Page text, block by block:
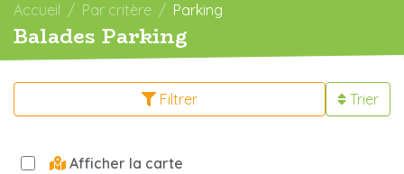
Accueil Par critère Parking
Balades Parking
Filtrer Trier
Afficher la carte